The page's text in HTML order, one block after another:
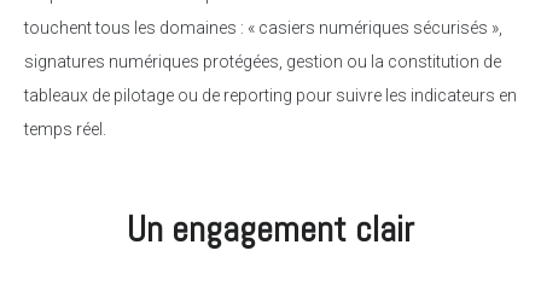
touchent tous les domaines : « casiers numériques sécurisés »,
signatures numériques protégées, gestion ou la constitution de
tableaux de pilotage ou de reporting pour suivre les indicateurs en
temps réel.
Un engagement clair